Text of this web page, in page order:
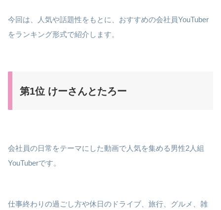
今回は、人気や話題性をもとに、おすすめの会社員YouTuber
をランキング形式で紹介します。
第1位 けーさんとたろー
会社員の日常をテーマにした動画で人気を集める男性2人組
YouTuberです。
仕事終わりの過ごし方や休日のドライブ、旅行、グルメ、雑